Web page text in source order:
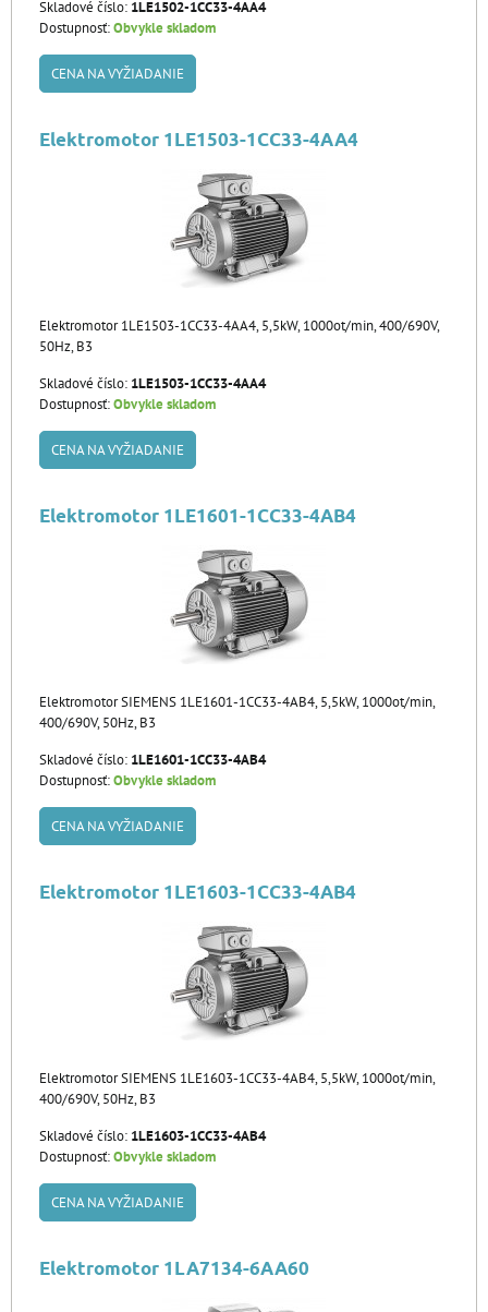
Skladové číslo: 1LE1502-1CC33-4AA4
Dostupnosť:Obvykle skladom
CENA NA VYŽIADANIE
Elektromotor 1LE1503-1CC33-4AA4
Elektromotor 1LE1503-1CC33-4AA4, 5,5kW, 1000ot/min, 400/690V,
50Hz, B3
Skladové číslo: 1LE1503-1CC33-4AA4
Dostupnosť:Obvykle skladom
CENA NA VYŽIADANIE
Elektromotor 1LE1601-1CC33-4AB4
Elektromotor SIEMENS 1LE1601-1CC33-4AB4, 5,5kW, 1000ot/min,
400/690V, 50Hz, B3
Skladové číslo: 1LE1601-1CC33-4AB4
Dostupnosť:Obvykle skladom
CENA NA VYŽIADANIE
Elektromotor 1LE1603-1CC33-4AB4
Elektromotor SIEMENS 1LE1603-1CC33-4AB4, 5,5kW, 1000ot/min,
400/690V, 50Hz, B3
Skladové číslo: 1LE1603-1CC33-4AB4
Dostupnosť:Obvykle skladom
CENA NA VYŽIADANIE
Elektromotor 1LA7134-6AA60